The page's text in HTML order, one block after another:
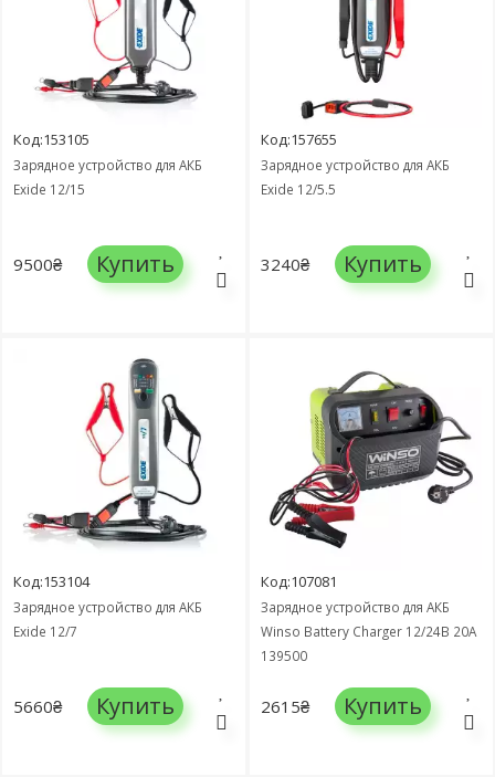
Код:153105
Зарядное устройство для АКБ
Exide 12/15
9500₴ Купить
Код:157655
Зарядное устройство для АКБ
Exide 12/5.5
3240₴ Купить
Код:153104
Зарядное устройство для АКБ
Exide 12/7
5660₴ Купить
Код:107081
Зарядное устройство для АКБ
Winso Battery Charger 12/24В 20А
139500
2615₴ Купить